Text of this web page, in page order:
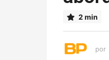
s
5
o
2 min
por